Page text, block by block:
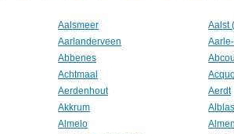
Aalsmeer Aalst
Aarlanderveen
Abbenes
Achtmaal
Aerdenhout Aerdt
Akkrum
Almelo Almen